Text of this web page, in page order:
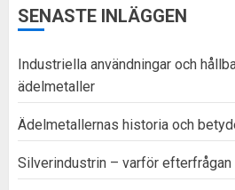
SENASTE INLÄGGEN
Industriella användningar och
ädelmetaller
Ädelmetallernas historia och
Silverindustrin – varför efterfrågan